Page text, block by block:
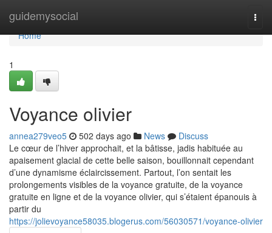
guidemysocial
Home
Home
1
Voyance olivier
annea279veo5 502 days ago News
Discuss
Le cœur de l’hiver approchait, et la bâtisse, jadis habituée au
apaisement glacial de cette belle saison, bouillonnait cependant
d’une dynamisme éclaircissement. Partout, l’on sentait les
prolongements visibles de la voyance gratuite, de la voyance
gratuite en ligne et de la voyance olivier, qui s’étaient épanouis à
partir du
https://jolievoyance58035.blogerus.com/56030571/voyance-olivier